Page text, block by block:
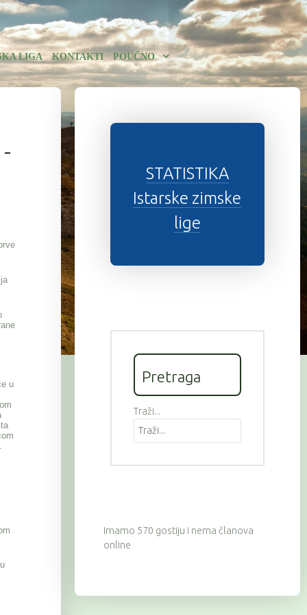
LIGA KONTAKTI POUČNO
u
STATISTIKA
Istarske zimske
lige
Pretraga
Traži...
Imamo 570 gostiju i nema članova
online